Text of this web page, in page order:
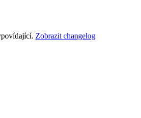
Zobrazit changelog